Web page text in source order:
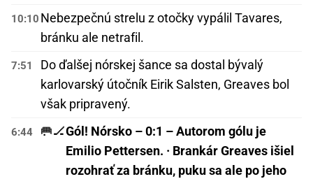
10:10 Nebezpečnú strelu z otočky vypálil Tavares,
bránku ale netrafil.
7:51
Do ďalšej nórskej šance sa dostal bývalý
karlovarský útočník Eirik Salsten, Greaves bol
však pripravený.
6:44 🥅🏒Gól! Nórsko – 0:1 – Autorom gólu je
Emilio Pettersen. · Brankár Greaves išiel
rozohrať za bránku, puku sa ale po jeho